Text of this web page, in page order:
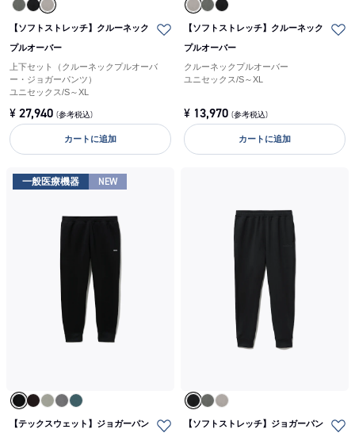
【ソフトストレッチ】クルーネック
プルオーバー
上下セット（クルーネックプルオーバ
ー・ジョガーパンツ）
ユニセックス/S～XL
¥ 27,940 (参考税込)
カートに追加
【ソフトストレッチ】クルーネック
プルオーバー
クルーネックプルオーバー
ユニセックス/S～XL
¥ 13,970 (参考税込)
カートに追加
一般医療機器 NEW
【テックスウェット】ジョガーパン 【ソフトストレッチ】ジョガーパン